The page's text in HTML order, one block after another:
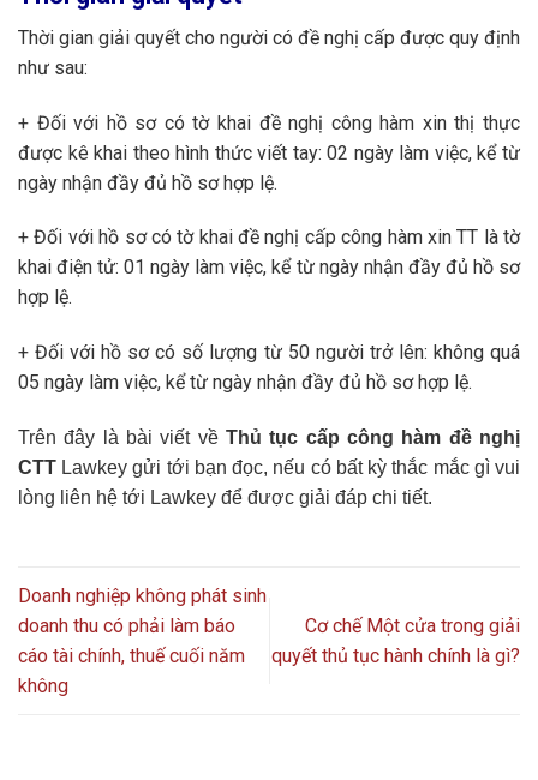
Thời gian giải quyết cho người có đề nghị cấp được quy định
như sau:
+ Đối với hồ sơ có tờ khai đề nghị công hàm xin thị thực
được kê khai theo hình thức viết tay: 02 ngày làm việc, kể từ
ngày nhận đầy đủ hồ sơ hợp lệ.
+ Đối với hồ sơ có tờ khai đề nghị cấp công hàm xin TT là tờ
khai điện tử: 01 ngày làm việc, kể từ ngày nhận đầy đủ hồ sơ
hợp lệ.
+ Đối với hồ sơ có số lượng từ 50 người trở lên: không quá
05 ngày làm việc, kể từ ngày nhận đầy đủ hồ sơ hợp lệ.
Trên đây là bài viết vềThủ tục cấp công hàm đề nghị
CTT Lawkey gửi tới bạn đọc, nếu có bất kỳ thắc mắc gì vui
lòng liên hệ tới Lawkey để được giải đáp chi tiết.
Doanh nghiệp không phát sinh
doanh thu có phải làm báo
cáo tài chính, thuế cuối năm
không
Cơ chế Một cửa trong giải
quyết thủ tục hành chính là gì?